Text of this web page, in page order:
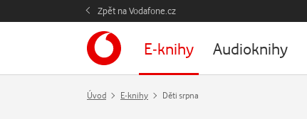
Zpět na Vodafone.cz
E-knihy Audioknihy
Úvod E-knihy Děti srpna